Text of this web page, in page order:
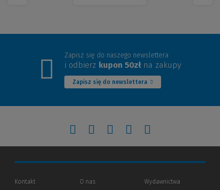
Zapisz się do naszego newslettera
i odbierz kupon 50zł na zakupy
Zapisz się do newslettera
(Nowe
okno)
(Link
do
innej
(Nowe
okno)
(Link
do
innej
(Nowe
okno)
(Link
do
(Nowe
okno)
(Link
do
innej
(Nowe
okno)
(Link
do
innej
Kontakt
O nas
Wydawnictwa